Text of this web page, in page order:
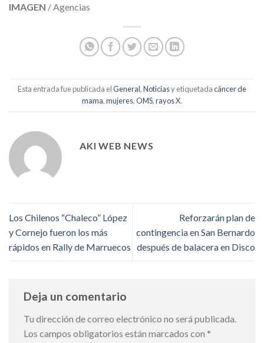
IMAGEN / Agencias
Esta entrada fue publicada elGeneral,Noticiasy etiquetadacáncer de
mama,mujeres,OMS,rayos X.
AKI WEB NEWS
Los Chilenos “Chaleco” López
y Cornejo fueron los más
rápidos en Rally de Marruecos
Reforzarán plan de
contingencia en San Bernardo
después de balacera en Disco
Deja un comentario
Tu dirección de correo electrónico no será publicada.
Los campos obligatorios están marcados con *